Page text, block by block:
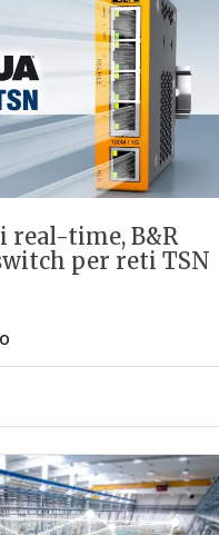
real-time, B&R
per reti TSN